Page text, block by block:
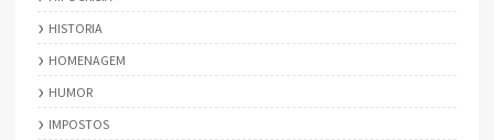
HISTORIA
HOMENAGEM
HUMOR
IMPOSTOS